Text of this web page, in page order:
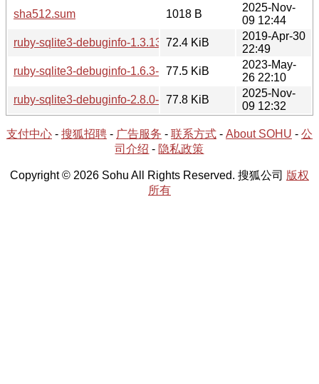
sha512.sum
1018 B
2025-Nov-
09 12:44
ruby-sqlite3-debuginfo-1.3.13-2.tar.xz
72.4 KiB
2019-Apr-30
22:49
ruby-sqlite3-debuginfo-1.6.3-1.tar.xz
77.5 KiB
2023-May-
26 22:10
ruby-sqlite3-debuginfo-2.8.0-1-x86_64.tar.xz
77.8 KiB
2025-Nov-
09 12:32
支付中心 - 搜狐招聘 - 广告服务 - 联系方式 - About SOHU - 公
司介绍 - 隐私政策
Copyright © 2026 Sohu All Rights Reserved. 搜狐公司 版权
所有